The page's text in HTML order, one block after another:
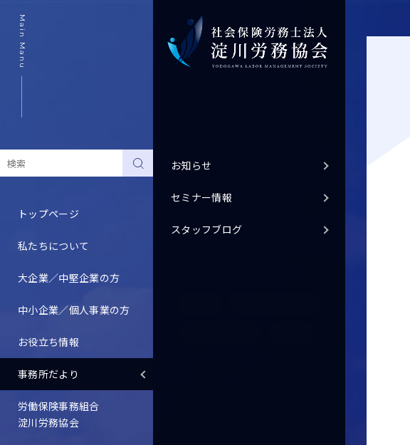
Main Manu
トップページ
私たちについて
大企業／中堅企業の方
中小企業／個人事業の方
お役立ち情報
事務所だより
お知らせ
セミナー情報
スタッフブログ
労働保険事務組合
淀川労務協会